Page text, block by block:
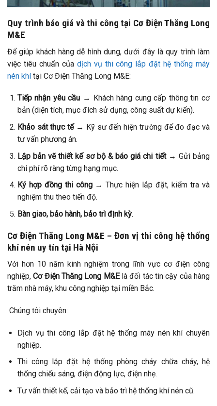
Quy trình báo giá và thi công tại Cơ Điện Thăng Long
M&E
Để giúp khách hàng dễ hình dung, dưới đây là quy trình làm
việc tiêu chuẩn của dịch vụ thi công lắp đặt hệ thống máy
nén khítại Cơ Điện Thăng Long M&E:
Tiếp nhận yêu cầu → Khách hàng cung cấp thông tin cơ
bản (diện tích, mục đích sử dụng, công suất dự kiến).
Khảo sát thực tế→ Kỹ sư đến hiện trường để đo đạc và
tư vấn phương án.
Lập bản vẽ thiết kế sơ bộ & báo giá chi tiết→ Gửi bảng
chi phí rõ ràng từng hạng mục.
Ký hợp đồng thi công→ Thực hiện lắp đặt, kiểm tra và
nghiệm thu theo tiến độ.
Bàn giao, bảo hành, bảo trì định kỳ.
Cơ Điện Thăng Long M&E – Đơn vị thi công hệ thống
khí nén uy tín tại Hà Nội
Với hơn 10 năm kinh nghiệm trong lĩnh vực cơ điện công
nghiệp,Cơ Điện Thăng Long M&Elà đối tác tin cậy của hàng
trăm nhà máy, khu công nghiệp tại miền Bắc.
Chúng tôi chuyên:
Dịch vụ thi công lắp đặt hệ thống máy nén khí chuyên
nghiệp.
Thi công lắp đặt hệ thống phòng cháy chữa cháy, hệ
thống chiếu sáng, điện động lực, điện nhẹ.
Tư vấn thiết kế, cải tạo và bảo trì hệ thống khí nén cũ.